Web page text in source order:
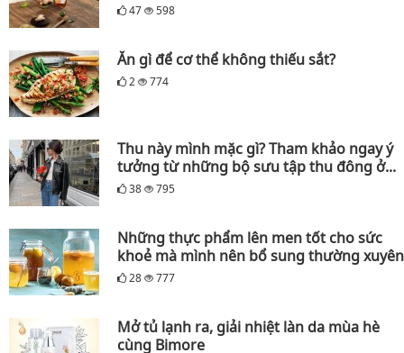
47 598
Ăn gì để cơ thể không thiếu sắt?
2 774
Thu này mình mặc gì? Tham khảo ngay ý
tưởng từ những bộ sưu tập thu đông ở...
38 795
Những thực phẩm lên men tốt cho sức
khoẻ mà mình nên bổ sung thường xuyên
28 777
Mở tủ lạnh ra, giải nhiệt làn da mùa hè
cùng Bimore